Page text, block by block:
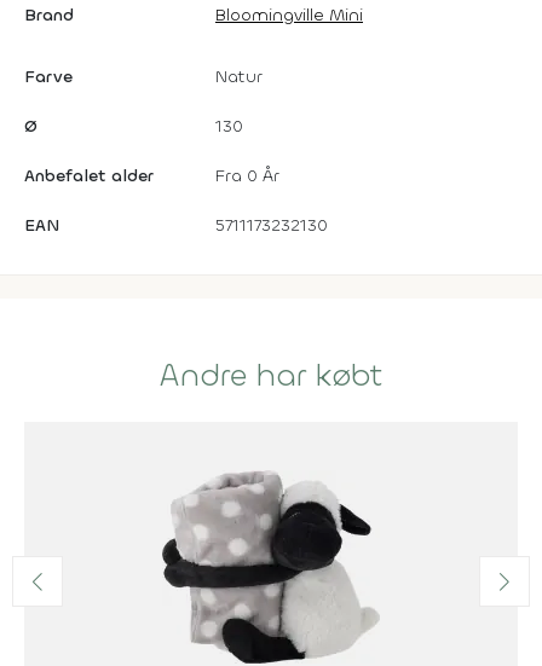
Brand Bloomingville Mini
Farve Natur
Ø 130
Anbefalet alder Fra 0 År
EAN 5711173232130
Andre har købt